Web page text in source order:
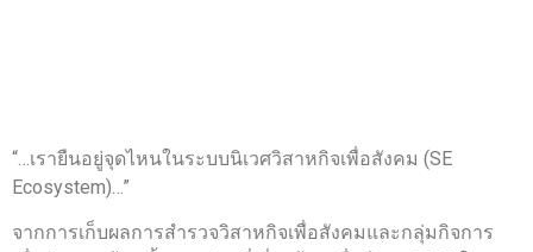
“…เรายืนอยู่จุดไหนในระบบนิเวศวิสาหกิจเพื่อสังคม (SE
Ecosystem)…”
จากการเก็บผลการสำรวจวิสาหกิจเพื่อสังคมและกลุ่มกิจการ